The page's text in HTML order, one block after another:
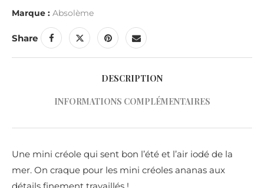
Marque : Absolème
Share
DESCRIPTION
INFORMATIONS COMPLÉMENTAIRES
Une mini créole qui sent bon l’été et l’air iodé de la
mer. On craque pour les mini créoles ananas aux